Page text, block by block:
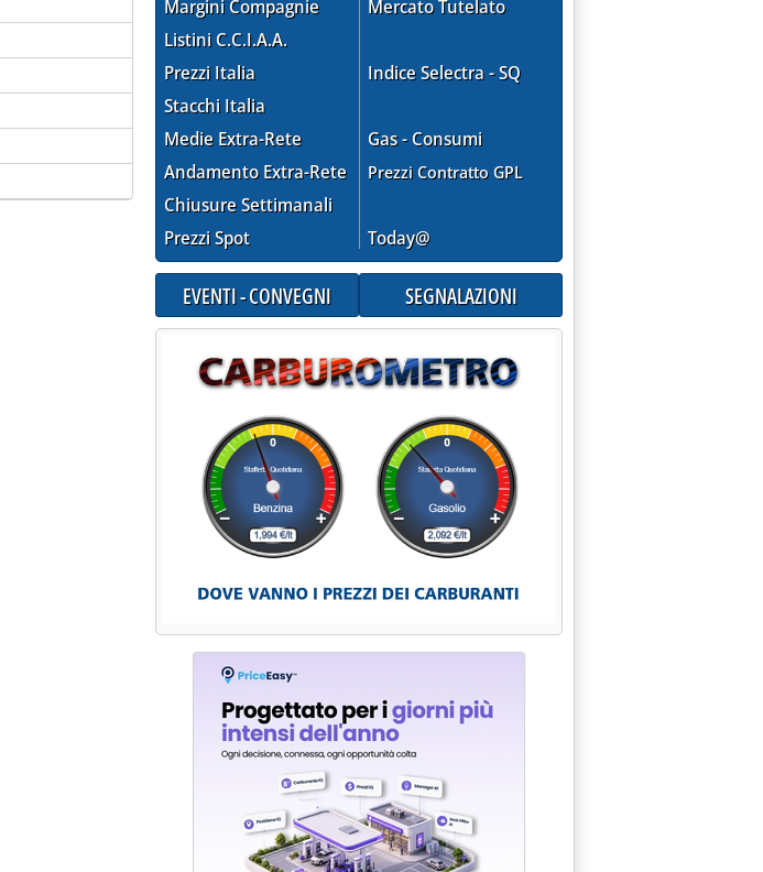
Margini Compagnie
Listini C.C.I.A.A.
Prezzi Italia
Stacchi Italia
Medie Extra-Rete
Andamento Extra-Rete
Chiusure Settimanali
Prezzi Spot
Mercato Tutelato
Indice Selectra - SQ
Gas - Consumi
Prezzi Contratto GPL
Today@
EVENTI - CONVEGNI SEGNALAZIONI